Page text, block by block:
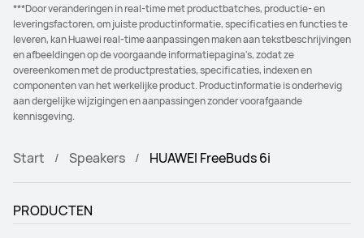
***Door veranderingen in real-time met productbatches, productie- en
leveringsfactoren, om juiste productinformatie, specificaties en functies te
leveren, kan Huawei real-time aanpassingen maken aan tekstbeschrijvingen
en afbeeldingen op de voorgaande informatiepagina's, zodat ze
overeenkomen met de productprestaties, specificaties, indexen en
componenten van het werkelijke product. Productinformatie is onderhevig
aan dergelijke wijzigingen en aanpassingen zonder voorafgaande
kennisgeving.
Start Speakers HUAWEI FreeBuds 6i
PRODUCTEN